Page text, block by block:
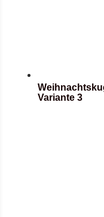
Variante 3